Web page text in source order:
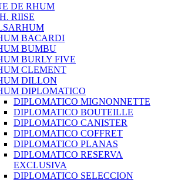
DE RHUM
RIISE
BACARDI
BUMBU
BURLY FIVE
CLEMENT
DILLON
DIPLOMATICO
DIPLOMATICO MIGNONNETTE
DIPLOMATICO BOUTEILLE
DIPLOMATICO CANISTER
DIPLOMATICO COFFRET
DIPLOMATICO PLANAS
DIPLOMATICO RESERVA
EXCLUSIVA
DIPLOMATICO SELECCION